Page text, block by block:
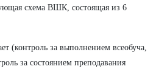
схема ВШК, состоящая из 6
(контроль за выполнением всеобуча,
за состоянием преподавания